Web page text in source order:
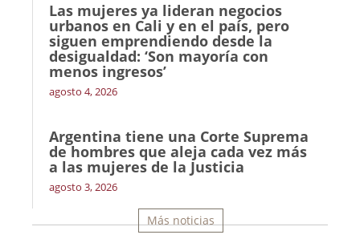
Las mujeres ya lideran negocios
urbanos en Cali y en el país, pero
siguen emprendiendo desde la
desigualdad: ‘Son mayoría con
menos ingresos’
agosto 4, 2026
Argentina tiene una Corte Suprema
de hombres que aleja cada vez más
a las mujeres de la Justicia
agosto 3, 2026
Más noticias